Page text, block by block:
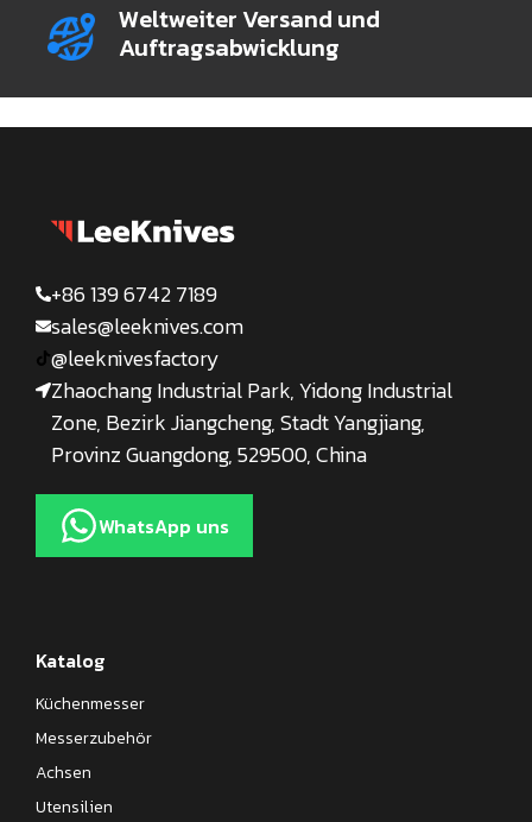
Weltweiter Versand und
Auftragsabwicklung
+86 139 6742 7189
sales@leeknives.com
@leeknivesfactory
Zhaochang Industrial Park, Yidong Industrial
Zone, Bezirk Jiangcheng, Stadt Yangjiang,
Provinz Guangdong, 529500, China
WhatsApp uns
Katalog
Küchenmesser
Messerzubehör
Achsen
Utensilien